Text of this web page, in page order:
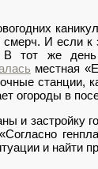
смерч. И если к
же день
местная
станции,
огороды в
и
и найти